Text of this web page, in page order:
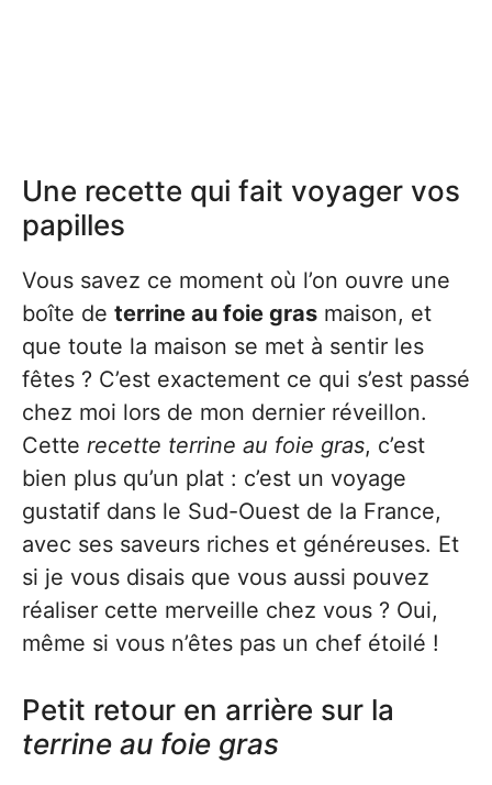
Une recette qui fait voyager vos
papilles
Vous savez ce moment où l’on ouvre une
boîte de terrine au foie gras maison, et
que toute la maison se met à sentir les
fêtes ? C’est exactement ce qui s’est passé
chez moi lors de mon dernier réveillon.
Cette recette terrine au foie gras, c’est
bien plus qu’un plat : c’est un voyage
gustatif dans le Sud-Ouest de la France,
avec ses saveurs riches et généreuses. Et
si je vous disais que vous aussi pouvez
réaliser cette merveille chez vous ? Oui,
même si vous n’êtes pas un chef étoilé !
Petit retour en arrière sur la
terrine au foie gras